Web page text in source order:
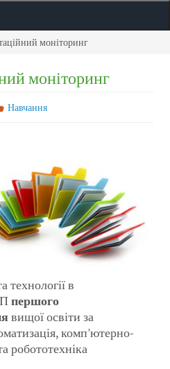
моніторинг
моніторинг
Навчання
технології в
першого
вищої освіти за
комп’ютерно-
робототехніка